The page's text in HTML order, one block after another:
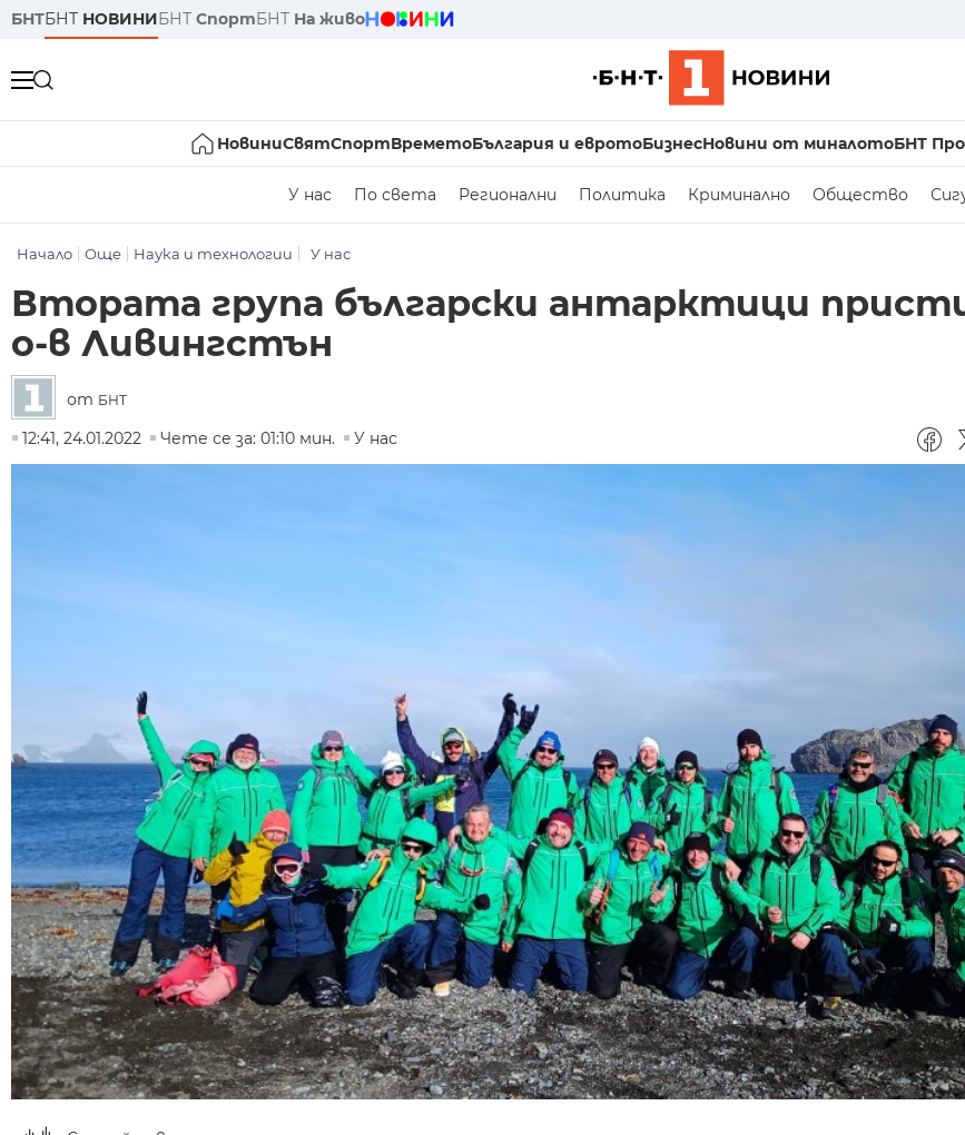
БНТБНТ НОВИНИБНТ СпортБНТ На живо
НовиниСвятСпортВреметоБългария и евротоБизнесНовини от миналотоБНТ
У нас По света Регионални Политика Криминално Общество
Начало Още Наука и технологии У нас
Втората група български антарктици
о-в Ливингстън
от БНТ
12:41, 24.01.2022
Чете се за: 01:10 мин. У нас